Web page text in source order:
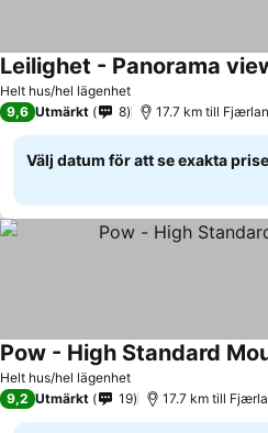
Helt hus/hel lägenhet
9,6 Utmärkt 8 17.7 km till
Välj datum för att se exakta
Helt hus/hel lägenhet
Pow - High Standard
9,2 Utmärkt 19 17.7 km till